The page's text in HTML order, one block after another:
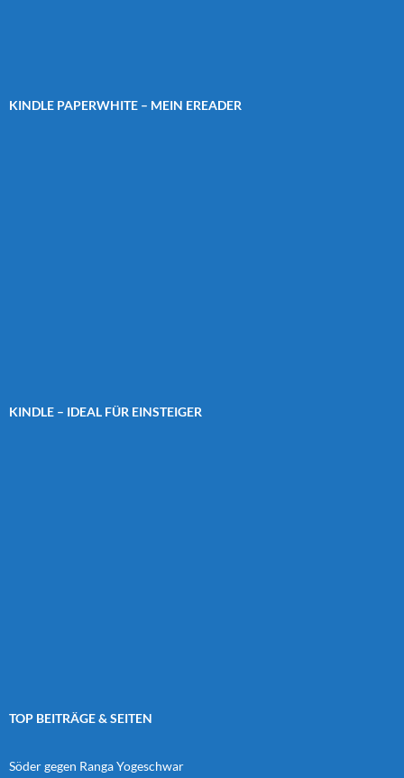
KINDLE PAPERWHITE – MEIN EREADER
KINDLE – IDEAL FÜR EINSTEIGER
TOP BEITRÄGE & SEITEN
Söder gegen Ranga Yogeschwar